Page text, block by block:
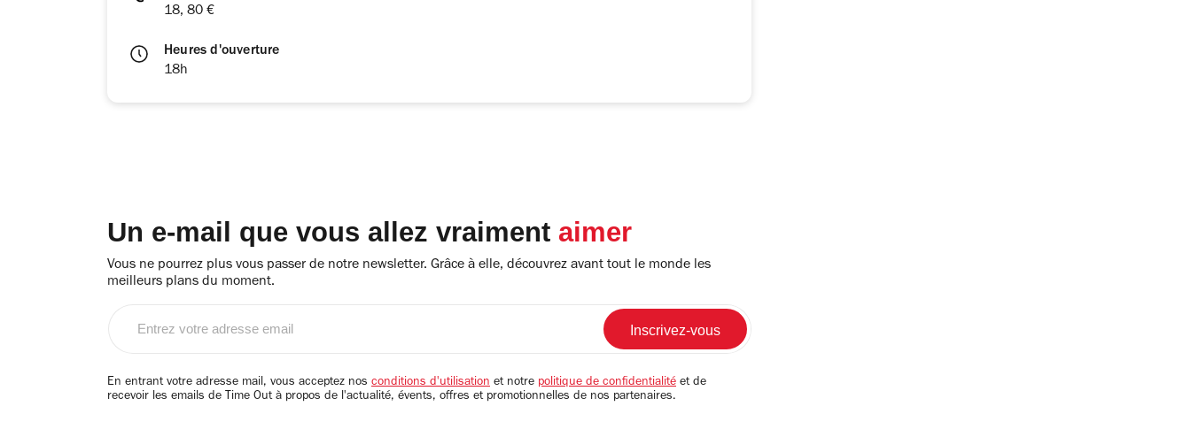
18, 80 €
Heures d'ouverture
18h
Un e-mail que vous allez vraiment aimer
Vous ne pourrez plus vous passer de notre newsletter. Grâce à elle, découvrez avant tout le monde les
meilleurs plans du moment.
email
En entrant votre adresse mail, vous acceptez nos conditions d'utilisation et notre politique de confidentialité et de
recevoir les emails de Time Out à propos de l'actualité, évents, offres et promotionnelles de nos partenaires.